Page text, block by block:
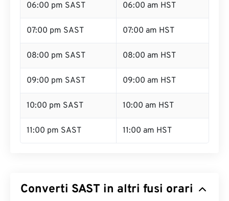
06:00 pm SAST 06:00 am HST
07:00 pm SAST 07:00 am HST
08:00 pm SAST 08:00 am HST
09:00 pm SAST 09:00 am HST
10:00 pm SAST 10:00 am HST
11:00 pm SAST 11:00 am HST
Converti SAST in altri fusi orari